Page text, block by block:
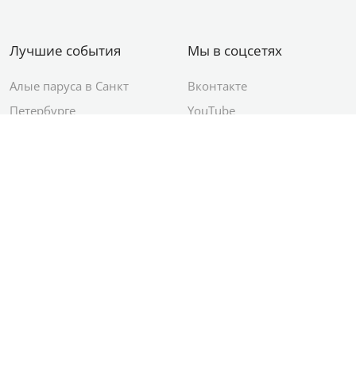
Лучшие события
Алые паруса в Санкт
Петербурге
Мы в соцсетях
Вконтакте
YouTube